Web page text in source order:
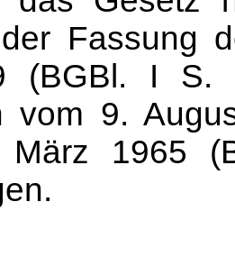
Fassung
(BGBl. I S.
vom 9.
1965